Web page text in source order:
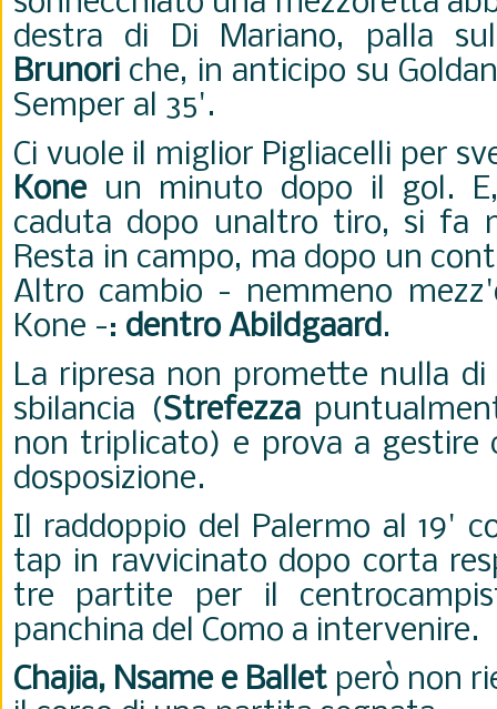
destra di Di Mariano, palla
Brunori che, in anticipo su
Semper al 35'.
Ci vuole il miglior Pigliacelli per
Koneun minuto dopo il gol. E,
caduta dopo unaltro tiro, si fa
Resta in campo, ma dopo un
Altro cambio - nemmeno
Kone -: dentro Abildgaard.
La ripresa non promette nulla di
sbilancia (Strefezza
non triplicato) e prova a gestire
dosposizione.
Il raddoppio del Palermo al 19'
tap in ravvicinato dopo corta
tre partite per il
panchina del Como a intervenire.
Chajia, Nsame e Ballet però non